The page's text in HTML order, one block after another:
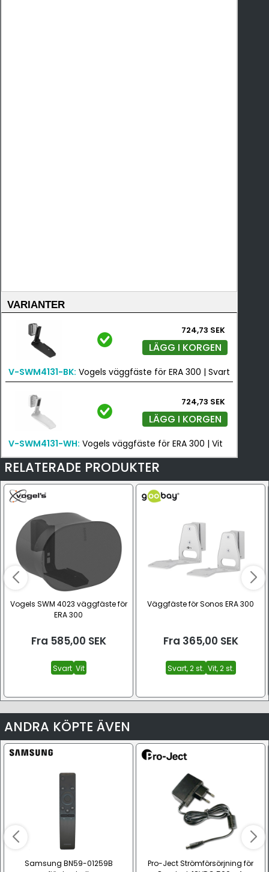
VARIANTER
724,73 SEK
LÄGG I KORGEN
V-SWM4131-BK: Vogels väggfäste för ERA 300 | Svart
724,73 SEK
LÄGG I KORGEN
V-SWM4131-WH: Vogels väggfäste för ERA 300 | Vit
RELATERADE PRODUKTER
Vogels SWM 4023 väggfäste för
ERA 300
Fra 585,00 SEK
Svart Vit
Väggfäste för Sonos ERA 300
Fra 365,00 SEK
Svart, 2 st. Vit, 2 st.
ANDRA KÖPTE ÄVEN
Samsung BN59-01259B
Pro-Ject Strömförsörjning för